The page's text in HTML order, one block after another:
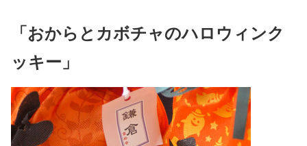
「おからとカボチャのハロウィンク
ッキー」